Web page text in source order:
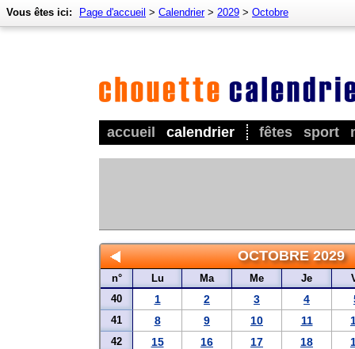
accueil calendrier fêtes sport
Vous êtes ici: Page d'accueil > Calendrier> 2029 > Octobre
OCTOBRE 2029
n° Lu Ma Me Je
40
1 2 3 4
41 8 9 10 11
42 15 16 17 18